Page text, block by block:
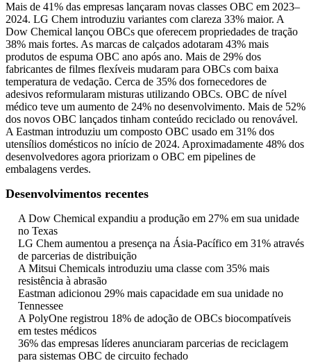
Mais de 41% das empresas lançaram novas classes OBC em 2023–
2024. LG Chem introduziu variantes com clareza 33% maior. A
Dow Chemical lançou OBCs que oferecem propriedades de tração
38% mais fortes. As marcas de calçados adotaram 43% mais
produtos de espuma OBC ano após ano. Mais de 29% dos
fabricantes de filmes flexíveis mudaram para OBCs com baixa
temperatura de vedação. Cerca de 35% dos fornecedores de
adesivos reformularam misturas utilizando OBCs. OBC de nível
médico teve um aumento de 24% no desenvolvimento. Mais de 52%
dos novos OBC lançados tinham conteúdo reciclado ou renovável.
A Eastman introduziu um composto OBC usado em 31% dos
utensílios domésticos no início de 2024. Aproximadamente 48% dos
desenvolvedores agora priorizam o OBC em pipelines de
embalagens verdes.
Desenvolvimentos recentes
A Dow Chemical expandiu a produção em 27% em sua unidade
no Texas
LG Chem aumentou a presença na Ásia-Pacífico em 31% através
de parcerias de distribuição
A Mitsui Chemicals introduziu uma classe com 35% mais
resistência à abrasão
Eastman adicionou 29% mais capacidade em sua unidade no
Tennessee
A PolyOne registrou 18% de adoção de OBCs biocompatíveis
em testes médicos
36% das empresas líderes anunciaram parcerias de reciclagem
para sistemas OBC de circuito fechado